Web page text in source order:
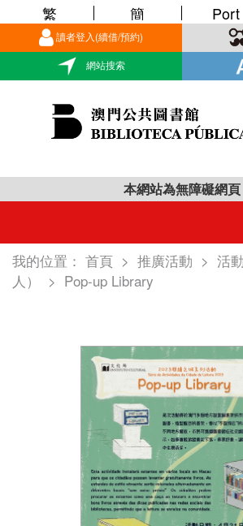
讀者登入(續借/預約)
網站搜索
繁 簡 Port
本網站為無障礙網頁
我的位置： 首頁 > 推廣活動 > 活
人）
> Pop-up Library